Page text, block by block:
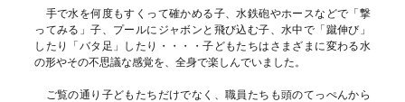
手で水を何度もすくって確かめる子、水鉄砲やホースなどで「撃
ってみる」子、プールにジャボンと飛び込む子、水中で「蹴伸び」
したり「バタ足」したり・・・・子どもたちはさまざまに変わる水
の形やその不思議な感覚を、全身で楽しんでいました。
ご覧の通り子どもたちだけでなく、職員たちも頭のてっぺんから